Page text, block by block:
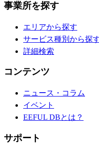
事業所を探す
エリアから探す
サービス種別から探
詳細検索
コンテンツ
ニュース・コラム
イベント
EEFUL DBとは？
サポート